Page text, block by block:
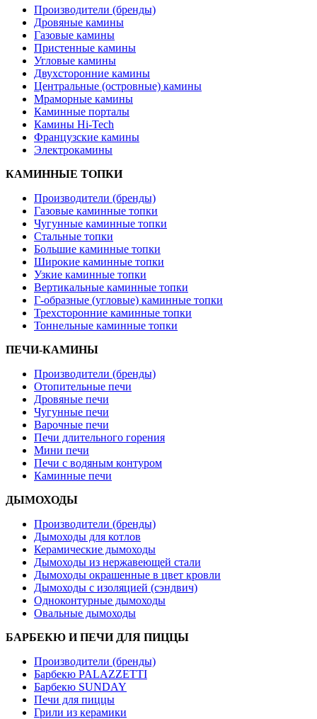
Производители (бренды)
Дровяные камины
Газовые камины
Пристенные камины
Угловые камины
Двухсторонние камины
Центральные (островные) камины
Мраморные камины
Каминные порталы
Камины Hi-Tech
Французские камины
Электрокамины
КАМИННЫЕ ТОПКИ
Производители (бренды)
Газовые каминные топки
Чугунные каминные топки
Стальные топки
Большие каминные топки
Широкие каминные топки
Узкие каминные топки
Вертикальные каминные топки
Г-образные (угловые) каминные топки
Трехсторонние каминные топки
Тоннельные каминные топки
ПЕЧИ-КАМИНЫ
Производители (бренды)
Отопительные печи
Дровяные печи
Чугунные печи
Варочные печи
Печи длительного горения
Мини печи
Печи с водяным контуром
Каминные печи
ДЫМОХОДЫ
Производители (бренды)
Дымоходы для котлов
Керамические дымоходы
Дымоходы из нержавеющей стали
Дымоходы окрашенные в цвет кровли
Дымоходы с изоляцией (сэндвич)
Одноконтурные дымоходы
Овальные дымоходы
БАРБЕКЮ И ПЕЧИ ДЛЯ ПИЦЦЫ
Производители (бренды)
Барбекю PALAZZETTI
Барбекю SUNDAY
Печи для пиццы
Грили из керамики